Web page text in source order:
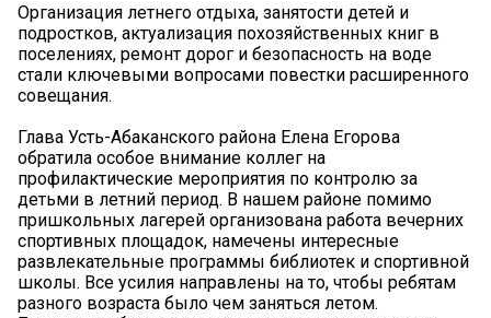
Организация летнего отдыха, занятости детей и
подростков, актуализация похозяйственных книг в
поселениях, ремонт дорог и безопасность на воде
стали ключевыми вопросами повестки расширенного
совещания.
Глава Усть-Абаканского района Елена Егорова
обратила особое внимание коллег на
профилактические мероприятия по контролю за
детьми в летний период. В нашем районе помимо
пришкольных лагерей организована работа вечерних
спортивных площадок, намечены интересные
развлекательные программы библиотек и спортивной
школы. Все усилия направлены на то, чтобы ребятам
разного возраста было чем заняться летом.